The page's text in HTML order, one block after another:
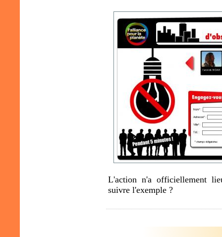
L'action n'a officiellement
suivre l'exemple ?